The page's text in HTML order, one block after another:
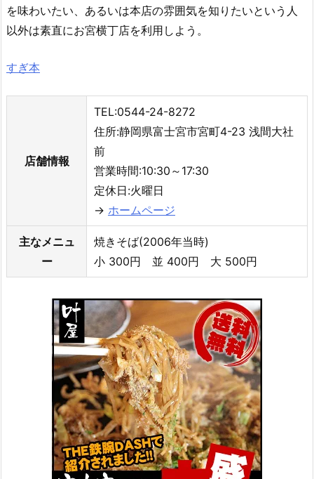
を味わいたい、あるいは本店の雰囲気を知りたいという人
以外は素直にお宮横丁店を利用しよう。
すぎ本
店舗情報
TEL:0544-24-8272
住所:静岡県富士宮市宮町4-23 浅間大社
前
営業時間:10:30～17:30
定休日:火曜日
→ ホームページ
主なメニュ
ー
焼きそば(2006年当時)
小 300円 並 400円 大 500円